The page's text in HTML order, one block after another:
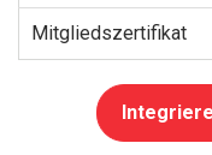
Mitgliedszertifikat